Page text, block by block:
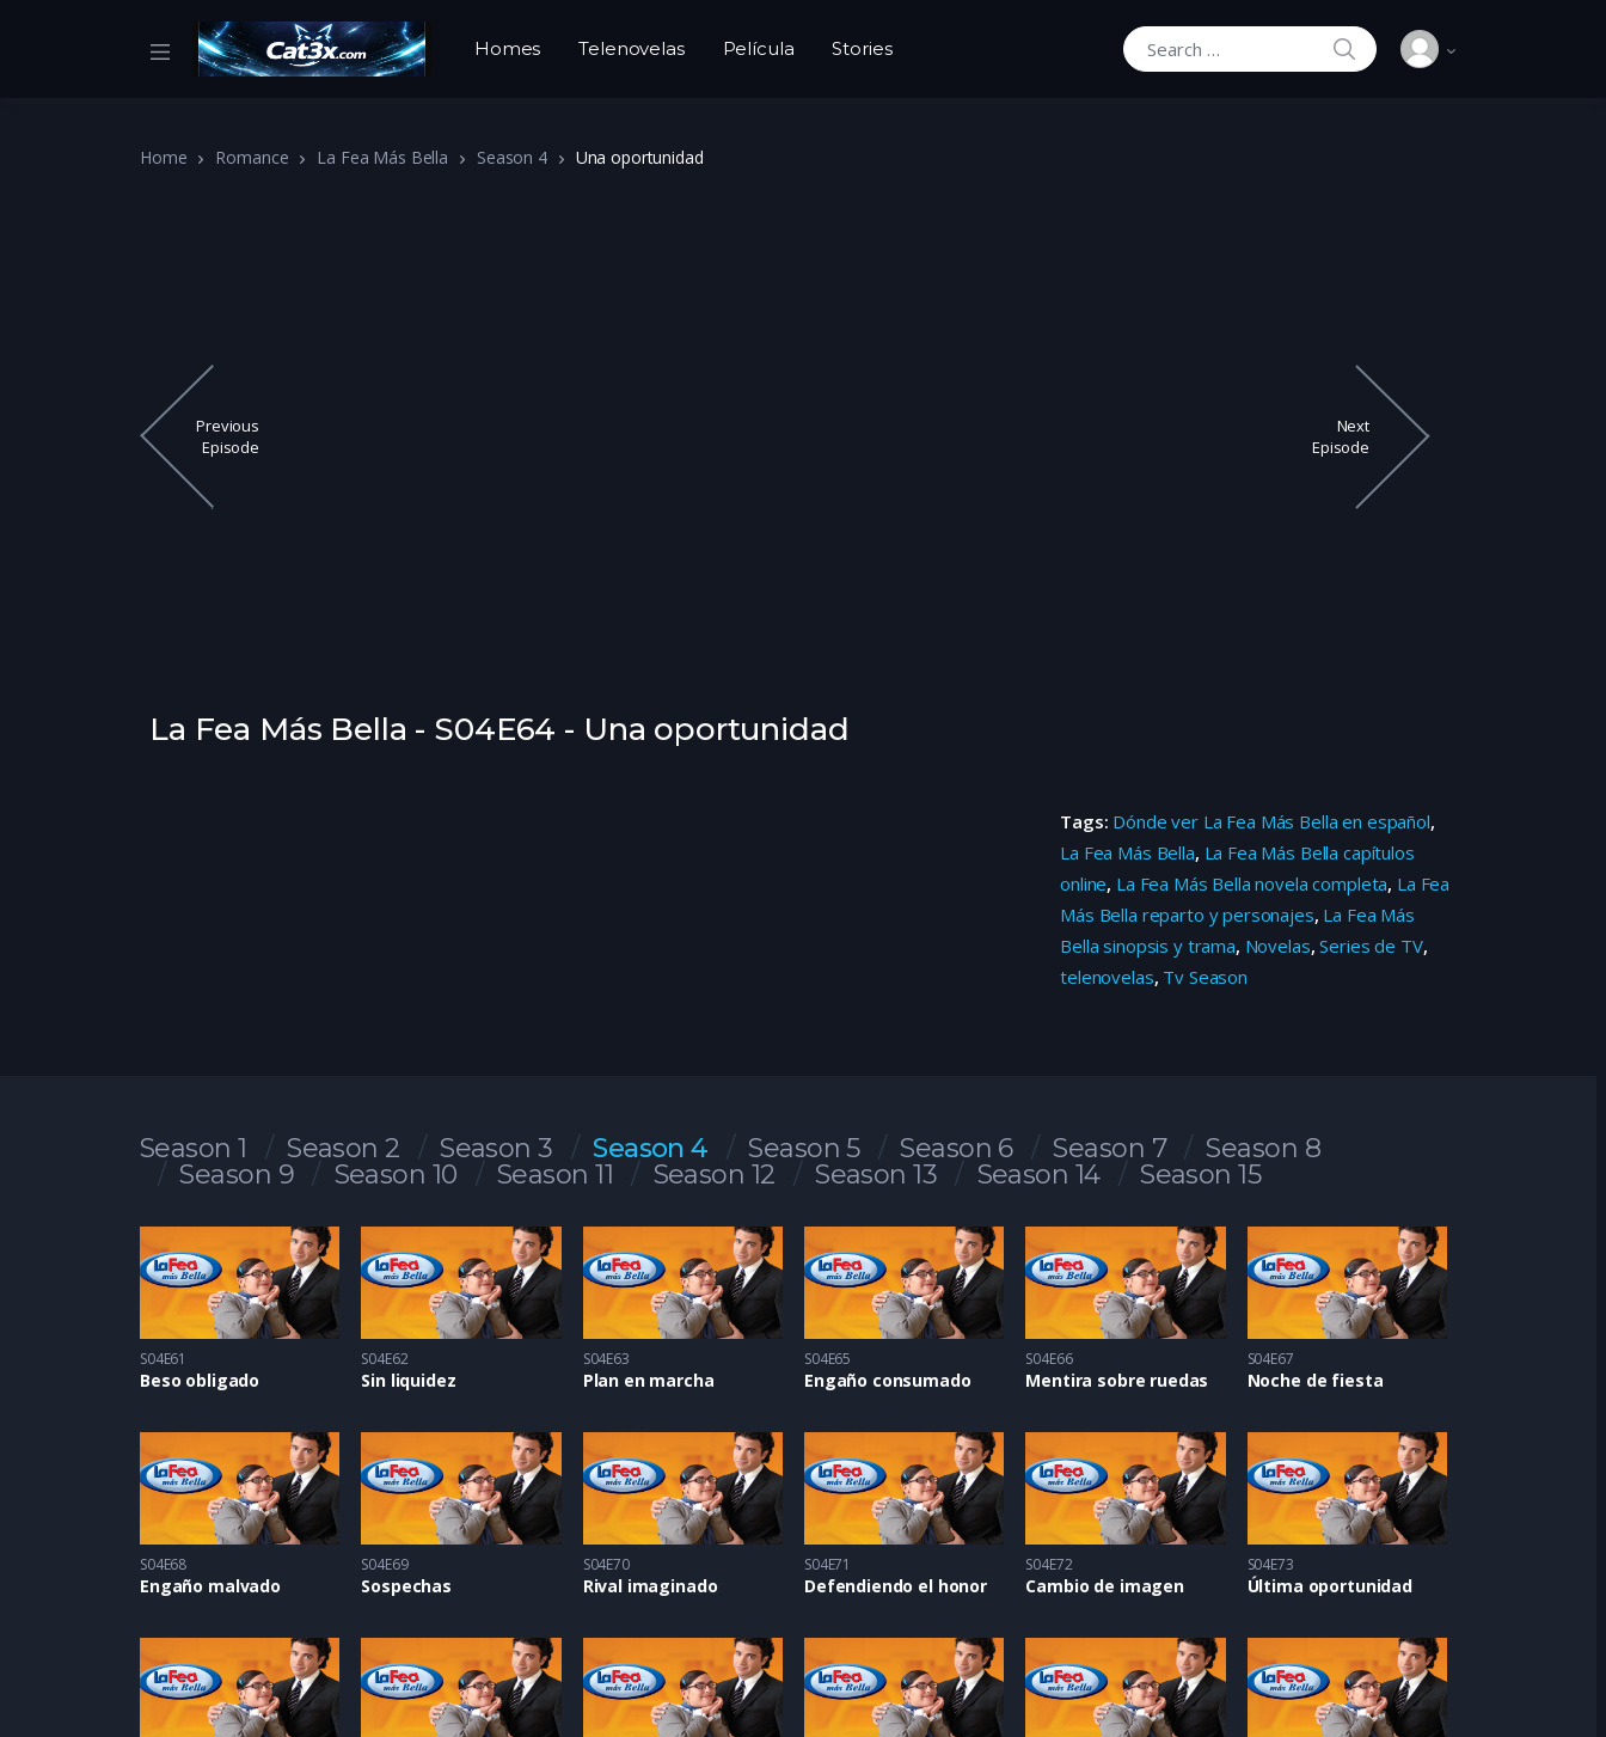
Homes Telenovelas Película Stories
Search for:
SEARCH
Home Romance La Fea Más Bella Season 4 Una oportunidad
Previous
Episode
Next
Episode
La Fea Más Bella - S04E64 - Una oportunidad
Tags: Dónde ver La Fea Más Bella en español,
La Fea Más Bella, La Fea Más Bella capítulos
online, La Fea Más Bella novela completa, La Fea
Más Bella reparto y personajes, La Fea Más
Bella sinopsis y trama, Novelas,Series de TV,
telenovelas, Tv Season
Season 1 Season 2 Season 3 Season 4 Season 5 Season 6 Season 7
Season 8
Season 9
Season 10 Season 11 Season 12 Season 13 Season 14 Season 15
S04E61
Beso obligado
S04E62
Sin liquidez
S04E63
Plan en marcha
S04E65
Engaño consumado
S04E66
Mentira sobre ruedas
S04E67
Noche de fiesta
S04E68
Engaño malvado
S04E69
Sospechas
S04E70
Rival imaginado
S04E71
Defendiendo el honor
S04E72
Cambio de imagen
S04E73
Última oportunidad